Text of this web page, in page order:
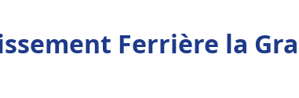
Ferrière la